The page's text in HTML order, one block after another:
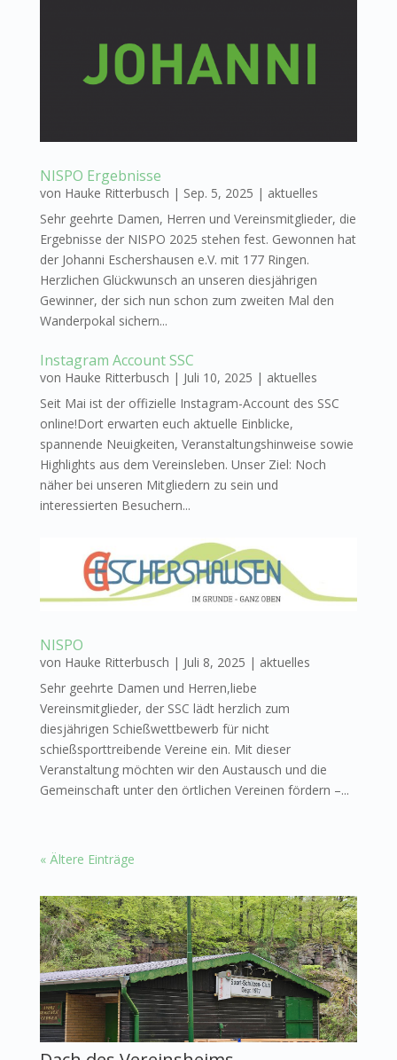
NISPO Ergebnisse
von Hauke Ritterbusch | Sep. 5, 2025 | aktuelles
Sehr geehrte Damen, Herren und Vereinsmitglieder, die
Ergebnisse der NISPO 2025 stehen fest. Gewonnen hat
der Johanni Eschershausen e.V. mit 177 Ringen.
Herzlichen Glückwunsch an unseren diesjährigen
Gewinner, der sich nun schon zum zweiten Mal den
Wanderpokal sichern...
Instagram Account SSC
von Hauke Ritterbusch | Juli 10, 2025 | aktuelles
Seit Mai ist der offizielle Instagram-Account des SSC
online!Dort erwarten euch aktuelle Einblicke,
spannende Neuigkeiten, Veranstaltungshinweise sowie
Highlights aus dem Vereinsleben. Unser Ziel: Noch
näher bei unseren Mitgliedern zu sein und
interessierten Besuchern...
NISPO
von Hauke Ritterbusch | Juli 8, 2025 | aktuelles
Sehr geehrte Damen und Herren,liebe
Vereinsmitglieder, der SSC lädt herzlich zum
diesjährigen Schießwettbewerb für nicht
schießsporttreibende Vereine ein. Mit dieser
Veranstaltung möchten wir den Austausch und die
Gemeinschaft unter den örtlichen Vereinen fördern –...
« Ältere Einträge